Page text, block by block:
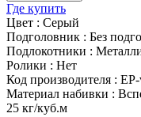
Где купить
Цвет : Серый
Подголовник : Без
Подлокотники :
Ролики : Нет
Код производителя :
Материал набивки :
25 кг/куб.м